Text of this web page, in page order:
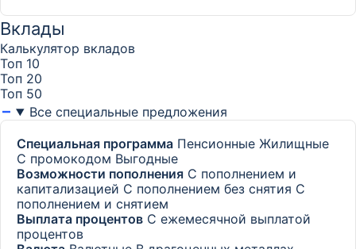
Вклады
Калькулятор вкладов
Топ 10
Топ 20
Топ 50
Все специальные предложения
Специальная программа Пенсионные Жилищные
С промокодом Выгодные
Возможности пополнения С пополнением и
капитализацией С пополнением без снятия С
пополнением и снятием
Выплата процентов С ежемесячной выплатой
процентов